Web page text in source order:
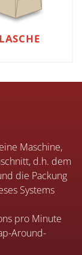
Maschine,
d.h. dem
die Packung
Systems
pro Minute
Around-